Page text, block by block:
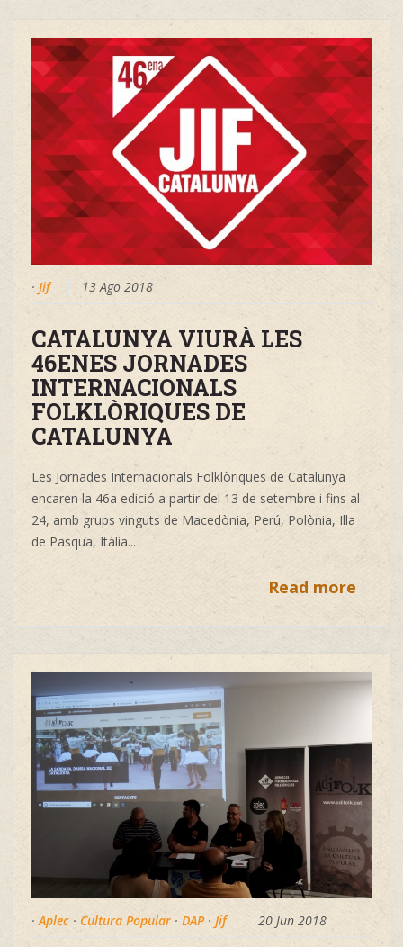
· Jif 13 Ago 2018
CATALUNYA VIURÀ LES
46ENES JORNADES
INTERNACIONALS
FOLKLÒRIQUES DE
CATALUNYA
Les Jornades Internacionals Folklòriques de Catalunya
encaren la 46a edició a partir del 13 de setembre i fins al
24, amb grups vinguts de Macedònia, Perú, Polònia, Illa
de Pasqua, Itàlia...
Read more
·Aplec · Cultura Popular · DAP· Jif 20 Jun 2018